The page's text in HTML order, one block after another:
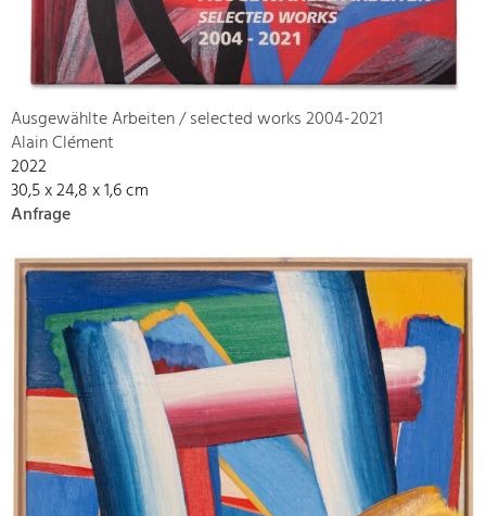
Ausgewählte Arbeiten / selected works 2004-2021
Alain Clément
2022
30,5 x 24,8 x 1,6 cm
Anfrage